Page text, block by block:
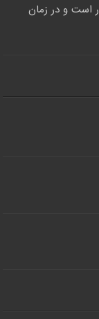
است و در زمان